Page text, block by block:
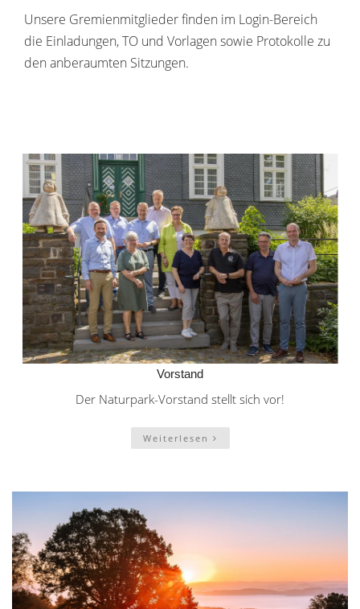
Unsere Gremienmitglieder finden im Login-Bereich
die Einladungen, TO und Vorlagen sowie Protokolle zu
den anberaumten Sitzungen.
Vorstand
Der Naturpark-Vorstand stellt sich vor!
Weiterlesen